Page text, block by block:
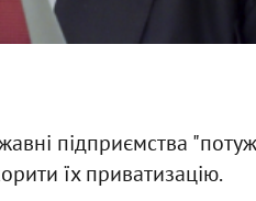
підприємства
їх приватизацію.